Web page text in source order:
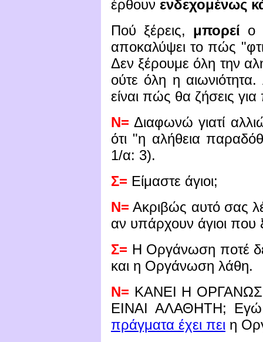
έρθουν ενδεχομένως
Πού ξέρεις, μπορεί ο
αποκαλύψει το πώς
Δεν ξέρουμε όλη την
ούτε όλη η
είναι πώς θα ζήσεις
Ν= Διαφωνώ γιατί
ότι "η αλήθεια
1/α: 3).
Σ= Είμαστε άγιοι;
Ν= Ακριβώς αυτό σας
αν υπάρχουν άγιοι που
Σ= Η Οργάνωση ποτέ
και η Οργάνωση λάθη.
Ν= ΚΑΝΕΙ Η
ΕΙΝΑΙ ΑΛΑΘΗΤΗ;
πράγματα έχει πει η